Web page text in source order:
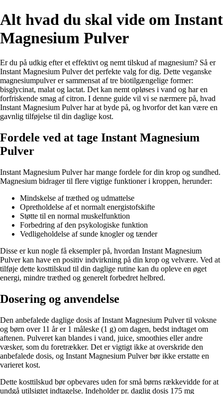
Alt hvad du skal vide om Instant
Magnesium Pulver
Er du på udkig efter et effektivt og nemt tilskud af magnesium? Så er
Instant Magnesium Pulver det perfekte valg for dig. Dette veganske
magnesiumpulver er sammensat af tre biotilgængelige former:
bisglycinat, malat og lactat. Det kan nemt opløses i vand og har en
forfriskende smag af citron. I denne guide vil vi se nærmere på, hvad
Instant Magnesium Pulver har at byde på, og hvorfor det kan være en
gavnlig tilføjelse til din daglige kost.
Fordele ved at tage Instant Magnesium
Pulver
Instant Magnesium Pulver har mange fordele for din krop og sundhed.
Magnesium bidrager til flere vigtige funktioner i kroppen, herunder:
Mindskelse af træthed og udmattelse
Opretholdelse af et normalt energistofskifte
Støtte til en normal muskelfunktion
Forbedring af den psykologiske funktion
Vedligeholdelse af sunde knogler og tænder
Disse er kun nogle få eksempler på, hvordan Instant Magnesium
Pulver kan have en positiv indvirkning på din krop og velvære. Ved at
tilføje dette kosttilskud til din daglige rutine kan du opleve en øget
energi, mindre træthed og generelt forbedret helbred.
Dosering og anvendelse
Den anbefalede daglige dosis af Instant Magnesium Pulver til voksne
og børn over 11 år er 1 måleske (1 g) om dagen, bedst indtaget om
aftenen. Pulveret kan blandes i vand, juice, smoothies eller andre
væsker, som du foretrækker. Det er vigtigt ikke at overskride den
anbefalede dosis, og Instant Magnesium Pulver bør ikke erstatte en
varieret kost.
Dette kosttilskud bør opbevares uden for små børns rækkevidde for at
undgå utilsigtet indtagelse. Indeholder pr. daglig dosis 175 mg